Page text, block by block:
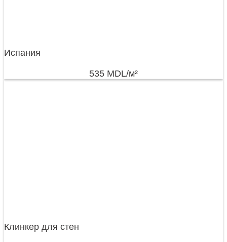
Испания
535 MDL/м²
Клинкер для стен